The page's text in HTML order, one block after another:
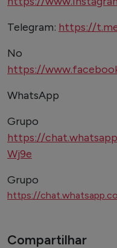
Telegram: https://
No
https://
WhatsApp
https://
Wj9e
https://
Compartilhar